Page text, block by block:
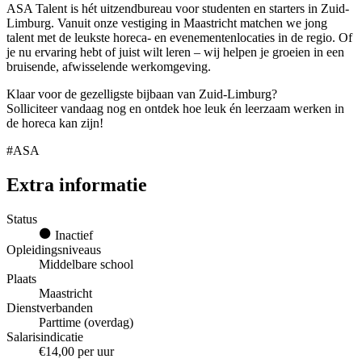
ASA Talent is hét uitzendbureau voor studenten en starters in Zuid-
Limburg. Vanuit onze vestiging in Maastricht matchen we jong
talent met de leukste horeca- en evenementenlocaties in de regio. Of
je nu ervaring hebt of juist wilt leren – wij helpen je groeien in een
bruisende, afwisselende werkomgeving.
Klaar voor de gezelligste bijbaan van Zuid-Limburg?
Solliciteer vandaag nog en ontdek hoe leuk én leerzaam werken in
de horeca kan zijn!
#ASA
Extra informatie
Status
Inactief
Opleidingsniveaus
Middelbare school
Plaats
Maastricht
Dienstverbanden
Parttime (overdag)
Salarisindicatie
€14,00 per uur